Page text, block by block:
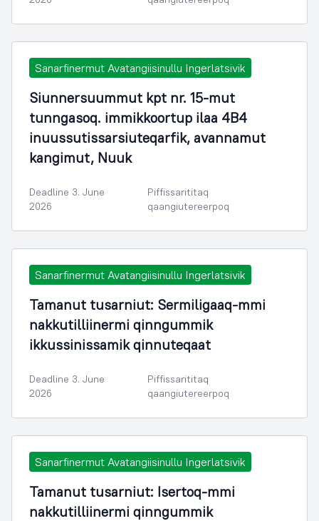
Sanarfinermut Avatangiisinullu Ingerlatsivik
Siunnersuummut kpt nr. 15-mut
tunngasoq. immikkoortup ilaa 4B4
inuussutissarsiuteqarfik, avannamut
kangimut, Nuuk
Deadline 3. June
2026
Piffissarititaq
qaangiutereerpoq
Sanarfinermut Avatangiisinullu Ingerlatsivik
Tamanut tusarniut: Sermiligaaq-mmi
nakkutilliinermi qinngummik
ikkussinissamik qinnuteqaat
Deadline 3. June
2026
Piffissarititaq
qaangiutereerpoq
Sanarfinermut Avatangiisinullu Ingerlatsivik
Tamanut tusarniut: Isertoq-mmi
nakkutilliinermi qinngummik